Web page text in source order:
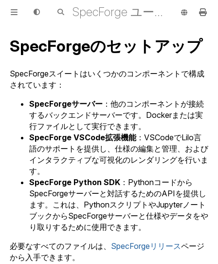
SpecForge ユーザーガイド
SpecForgeのセットアップ
SpecForgeスイートはいくつかのコンポーネントで構成
されています：
SpecForgeサーバー ：他のコンポーネントが接続
するバックエンドサーバーです。Dockerまたは実
行ファイルとして実行できます。
SpecForge VSCode拡張機能：VSCodeでLilo言
語のサポートを提供し、仕様の編集と管理、および
インタラクティブな可視化のレンダリングを行いま
す。
SpecForge Python SDK ：Pythonコードから
SpecForgeサーバーと対話するためのAPIを提供し
ます。これは、PythonスクリプトやJupyterノート
ブックからSpecForgeサーバーと仕様やデータをや
り取りするために使用できます。
必要なすべてのファイルは、 SpecForgeリリースページ
から入手できます。